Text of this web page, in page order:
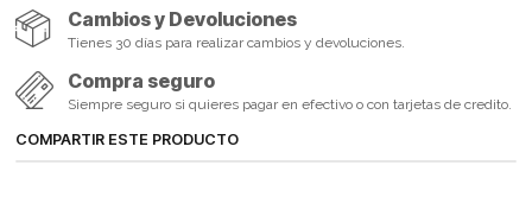
Cambios y Devoluciones
Tienes 30 días para realizar cambios y devoluciones.
Compra seguro
Siempre seguro si quieres pagar en efectivo o con tarjetas de credito.
COMPARTIR ESTE PRODUCTO